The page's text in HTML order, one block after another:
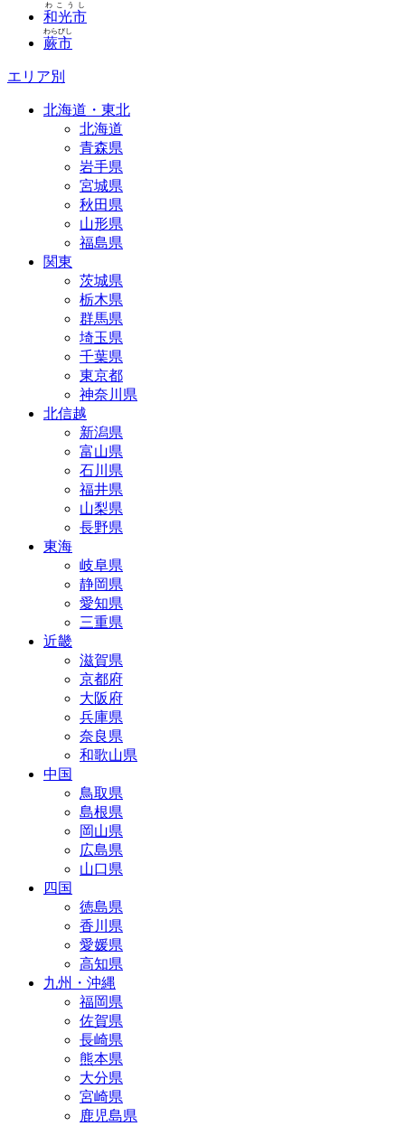
和光市
わこうし
蕨市
わらびし
エリア別
北海道・東北
北海道
青森県
岩手県
宮城県
秋田県
山形県
福島県
関東
茨城県
栃木県
群馬県
埼玉県
千葉県
東京都
神奈川県
北信越
新潟県
富山県
石川県
福井県
山梨県
長野県
東海
岐阜県
静岡県
愛知県
三重県
近畿
滋賀県
京都府
大阪府
兵庫県
奈良県
和歌山県
中国
鳥取県
島根県
岡山県
広島県
山口県
四国
徳島県
香川県
愛媛県
高知県
九州・沖縄
福岡県
佐賀県
長崎県
熊本県
大分県
宮崎県
鹿児島県